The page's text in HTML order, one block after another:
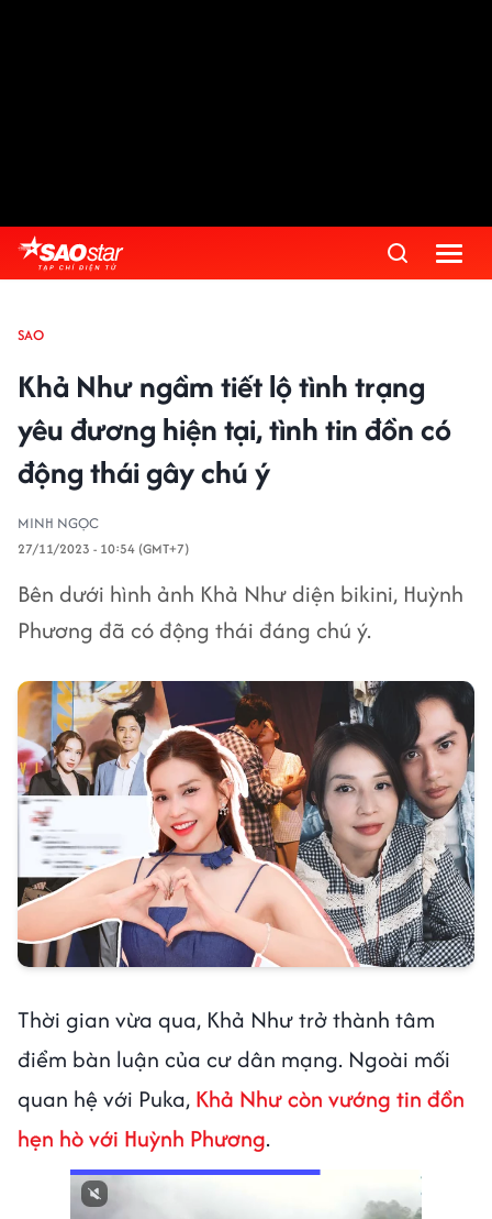
SAO
Khả Như ngầm tiết lộ tình trạng
yêu đương hiện tại, tình tin đồn có
động thái gây chú ý
MINH NGỌC
27/11/2023 - 10:54 (GMT+7)
Bên dưới hình ảnh Khả Như diện bikini, Huỳnh
Phương đã có động thái đáng chú ý.
Thời gian vừa qua, Khả Như trở thành tâm
điểm bàn luận của cư dân mạng. Ngoài mối
quan hệ với Puka, Khả Như còn vướng tin đồn
hẹn hò với Huỳnh Phương.